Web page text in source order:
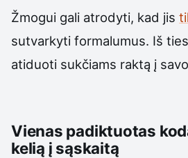
Žmogui gali atrodyti, kad jis
sutvarkyti formalumus. Iš
atiduoti sukčiams raktą į
Vienas padiktuotas
kelią į sąskaitą